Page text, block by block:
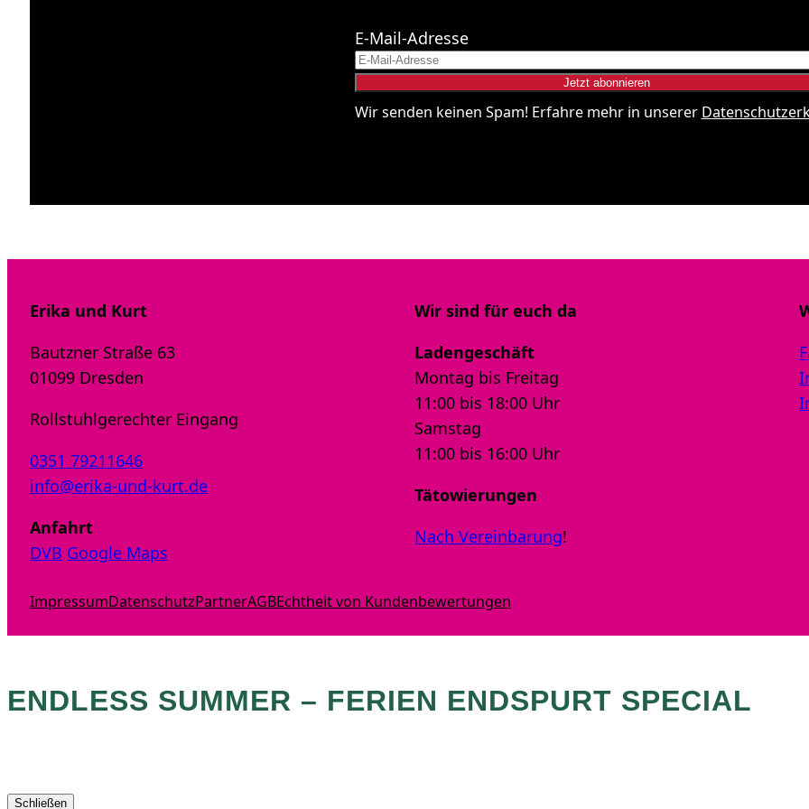
E-Mail-Adresse
Wir senden keinen Spam! Erfahre mehr in unserer
Erika und Kurt
Bautzner Straße 63
01099 Dresden
Rollstuhlgerechter Eingang
0351 79211646
info@erika-und-kurt.de
Anfahrt
DVB Google Maps
Wir sind für euch da
Ladengeschäft
Montag bis Freitag
11:00 bis 18:00 Uhr
Samstag
11:00 bis 16:00 Uhr
Tätowierungen
Nach Vereinbarung!
ImpressumDatenschutzPartnerAGBEchtheit von Kundenbewertungen
ENDLESS SUMMER – FERIEN ENDSPURT SPECIAL
Schließen